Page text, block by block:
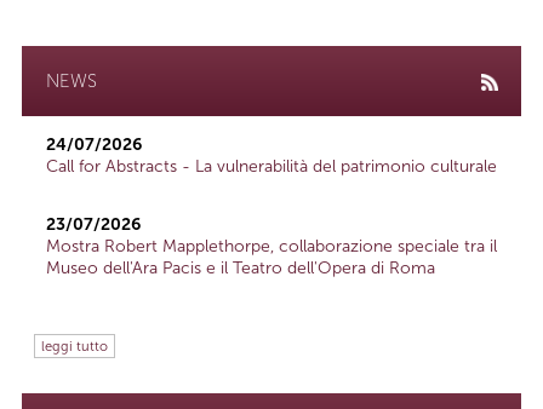
NEWS
24/07/2026
Call for Abstracts - La vulnerabilità del patrimonio culturale
23/07/2026
Mostra Robert Mapplethorpe, collaborazione speciale tra il
Museo dell'Ara Pacis e il Teatro dell'Opera di Roma
leggi tutto